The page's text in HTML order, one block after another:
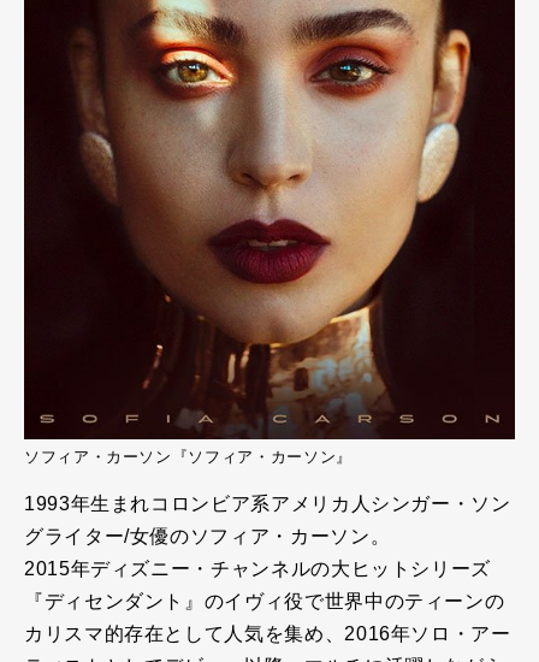
ソフィア・カーソン『ソフィア・カーソン』
1993年生まれコロンビア系アメリカ人シンガー・ソン
グライター/女優のソフィア・カーソン。
2015年ディズニー・チャンネルの大ヒットシリーズ
『ディセンダント』のイヴィ役で世界中のティーンの
カリスマ的存在として人気を集め、2016年ソロ・アー